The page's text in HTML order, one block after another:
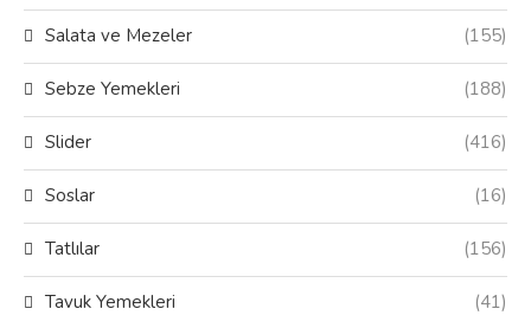
Salata ve Mezeler (155)
Sebze Yemekleri (188)
Slider (416)
Soslar (16)
Tatlılar (156)
Tavuk Yemekleri (41)